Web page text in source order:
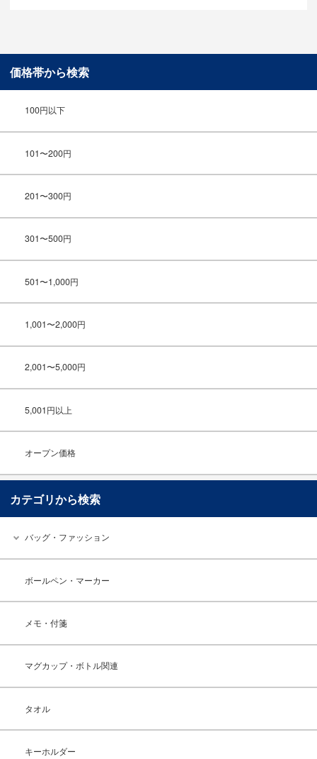
価格帯から検索
100円以下
101〜200円
201〜300円
301〜500円
501〜1,000円
1,001〜2,000円
2,001〜5,000円
5,001円以上
オープン価格
カテゴリから検索
バッグ・ファッション
ボールペン・マーカー
メモ・付箋
マグカップ・ボトル関連
タオル
キーホルダー